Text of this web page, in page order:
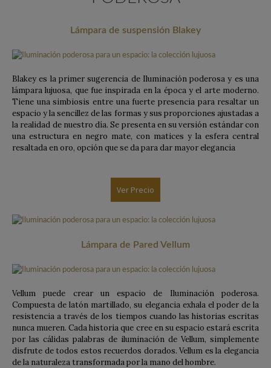
Lámpara de suspensión Blakey
Blakey es la primer sugerencia de Iluminación poderosa y es una
lámpara lujuosa, que fue inspirada en la época y el arte moderno.
Tiene una simbiosis entre una fuerte presencia para resaltar un
espacio y la sencillez de las formas y sus proporciones ajustadas a
la realidad de nuestro día. Se presenta en su versión estándar con
una estructura en negro mate, con matices y la esfera central
resaltada en oro, opción que se da para dar mayor elegancia
Ver Precio
Lámpara de Pared Vellum
Vellum puede crear un espacio de Iluminación poderosa.
Compuesta de latón martillado, su elegancia exhala el poder de la
resistencia a través de los tiempos cuando las historias escritas
nunca mueren. Cada historia que cree en su espacio estará escrita
por las cálidas palabras de iluminación de Vellum, simplemente
disfrute de todos estos recuerdos dorados. Vellum es la elegancia
de la naturaleza transformada por la mano del hombre.